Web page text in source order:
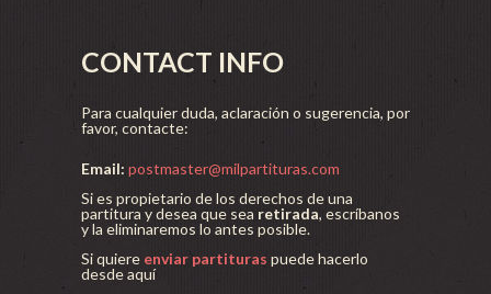
CONTACT INFO
Para cualquier duda, aclaración o sugerencia, por
favor, contacte:
Email: postmaster@milpartituras.com
Si es propietario de los derechos de una
partitura y desea que sea retirada, escríbanos
y la eliminaremos lo antes posible.
Si quiere enviar partituras puede hacerlo
desde aquí